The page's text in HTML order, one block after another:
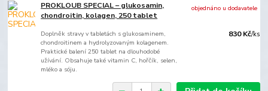
PROKLOUB SPECIAL – glukosamin,
chondroitin, kolagen, 250 tablet
Doplněk stravy v tabletách s glukosaminem,
chondroitinem a hydrolyzovaným kolagenem.
Praktické balení 250 tablet na dlouhodobé
užívání. Obsahuje také vitamin C, hořčík, selen,
mléko a sóju.
830 Kč/ks
objednáno u dodavatele